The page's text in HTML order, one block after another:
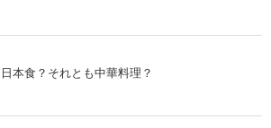
本食？それとも中華料理？